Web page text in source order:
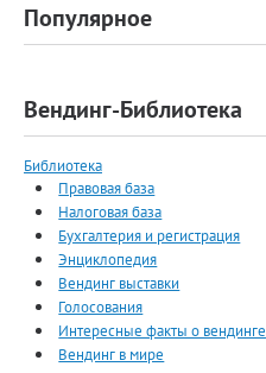
Популярное
Вендинг-Библиотека
Библиотека
Правовая база
Налоговая база
Бухгалтерия и регистрация
Энциклопедия
Вендинг выставки
Голосования
Интересные факты о вендинге
Вендинг в мире